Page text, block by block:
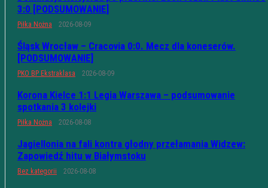
3:0 [PODSUMOWANIE]
Piłka Nożna 2026-08-09
Śląsk Wrocław – Cracovia 0:0. Mecz dla koneserów.
[PODSUMOWANIE]
PKO BP Ekstraklasa 2026-08-09
Korona Kielce 1:1 Legia Warszawa – podsumowanie
spotkania 3 kolejki
Piłka Nożna 2026-08-08
Jagiellonia na fali kontra głodny przełamania Widzew:
Zapowiedź hitu w Białymstoku
Bez kategorii 2026-08-08